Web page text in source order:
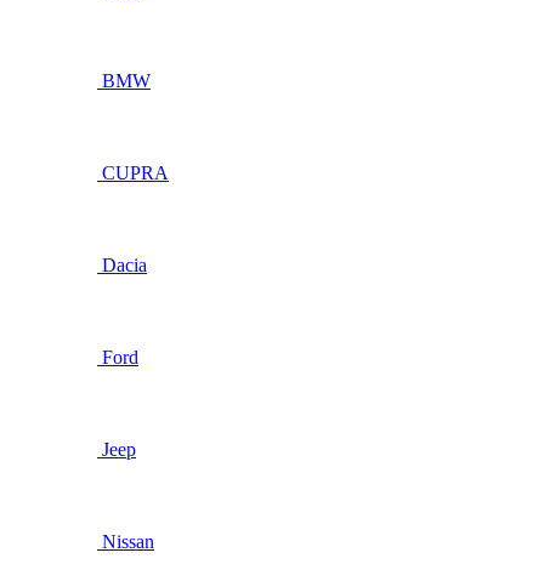
BMW
CUPRA
Dacia
Ford
Jeep
Nissan